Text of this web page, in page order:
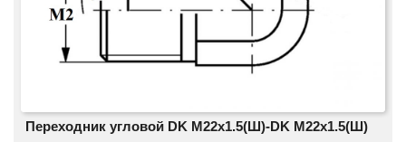
Переходник угловой DK M22х1.5(Ш)-DK M22х1.5(Ш)